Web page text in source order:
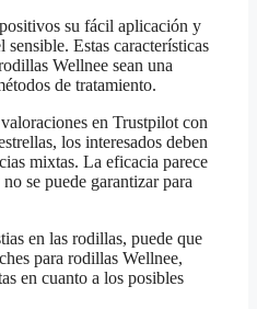
su fácil aplicación y
Estas características
Wellnee sean una
de tratamiento.
en Trustpilot con
los interesados deben
mixtas. La eficacia parece
se puede garantizar para
en las rodillas, puede que
para rodillas Wellnee,
en cuanto a los posibles